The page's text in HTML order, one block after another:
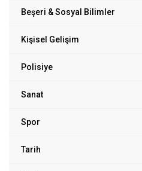
Beşeri & Sosyal Bilimler
Kişisel Gelişim
Polisiye
Sanat
Spor
Tarih